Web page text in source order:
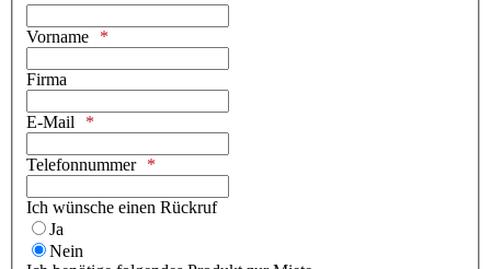
Vorname
Firma
E-Mail
Telefonnummer
Ich wünsche einen Rückruf
Ja
Nein